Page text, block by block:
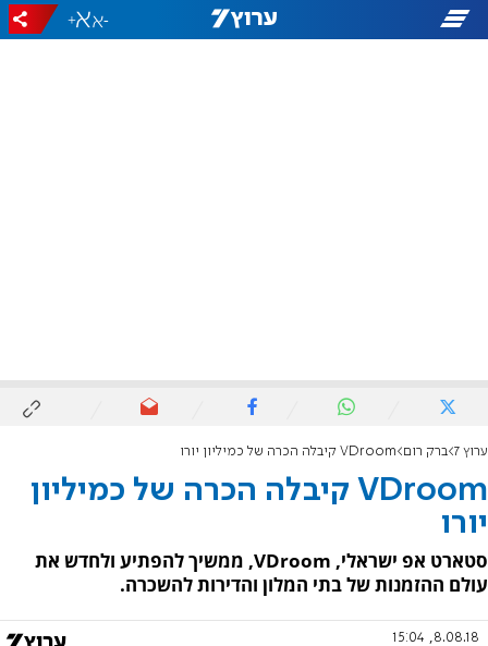
-
+
ערוץ 7 ברק רום VDroom קיבלה הכרה של כמיליון יורו
VDroom קיבלה הכרה של כמיליון
יורו
סטארט אפ ישראלי, VDroom, ממשיך להפתיע ולחדש את
עולם ההזמנות של בתי המלון והדירות להשכרה.
8.08.18, 15:04